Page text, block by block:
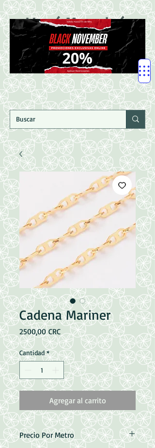
LLegó Mercadería
Nuevaaaaaa!!!!!
Cadena Mariner
2500,00 CRCPrecio
Cantidad *
Agregar al carrito
Precio Por Metro